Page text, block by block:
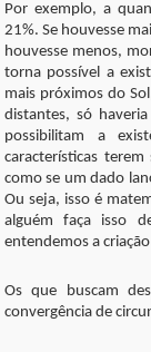
Por exemplo, a
21%. Se houvesse
houvesse menos,
torna possível a
mais próximos do
distantes, só
possibilitam a
características
como se um dado
Ou seja, isso é
alguém faça isso
entendemos a
Os que buscam
convergência de